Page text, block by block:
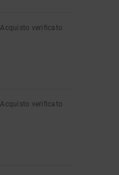
Acquisto verificato
Acquisto verificato